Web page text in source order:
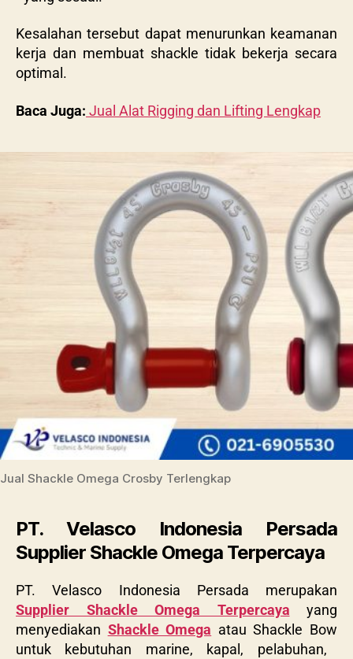
Kesalahan tersebut dapat menurunkan keamanan
kerja dan membuat shackle tidak bekerja secara
optimal.
Baca Juga: Jual Alat Rigging dan Lifting Lengkap
Jual Shackle Omega Crosby Terlengkap
PT. Velasco Indonesia Persada
Supplier Shackle Omega Terpercaya
PT. Velasco Indonesia Persada merupakan
Supplier Shackle Omega Terpercaya yang
menyediakan Shackle Omega atauShackle Bow
untuk kebutuhan marine, kapal, pelabuhan,